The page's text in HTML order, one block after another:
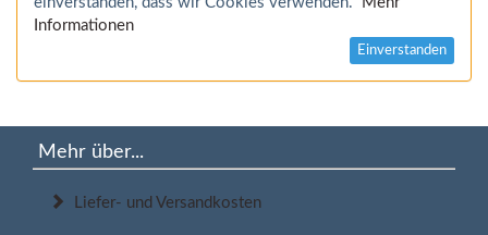
Informationen
Einverstanden
Mehr über...
Liefer- und Versandkosten